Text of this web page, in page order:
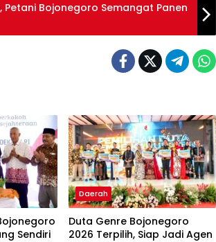
Petani Bojonegoro Semangat Panen
Sendiri
Daerah
Duta Genre Bojonegoro
2026 Terpilih, Siap Jadi Agen